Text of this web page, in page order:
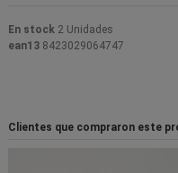
En stock 2 Unidades
ean13 8423029064747
Clientes que compraron este